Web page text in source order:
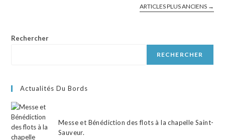
ARTICLES PLUS ANCIENS →
Rechercher
RECHERCHER
Actualités Du Bords
Messe et Bénédiction des flots à la chapelle Saint-
Sauveur.